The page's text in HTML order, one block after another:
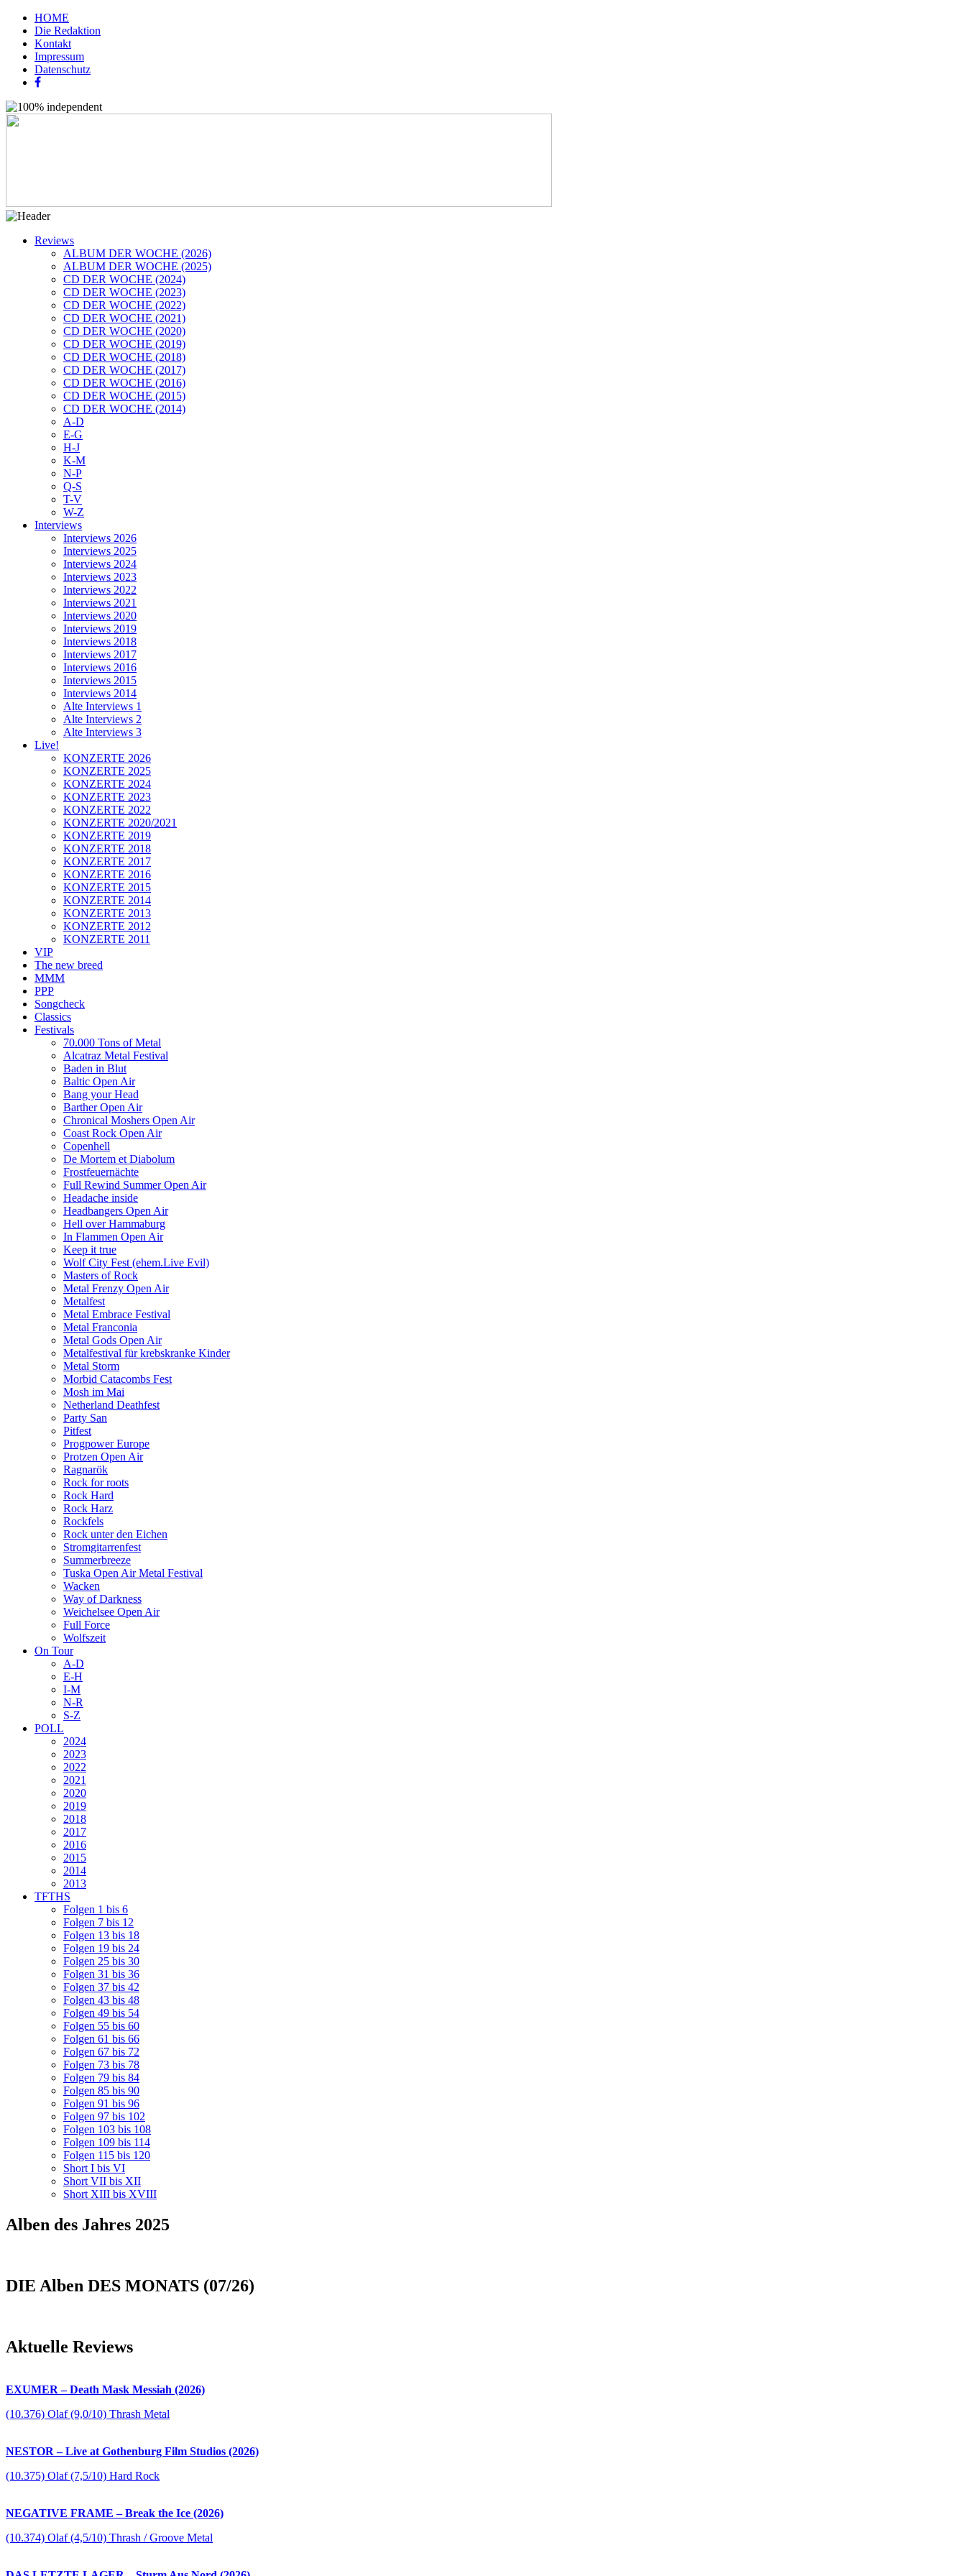
HOME
Die Redaktion
Kontakt
Impressum
Datenschutz
Reviews
ALBUM DER WOCHE (2026)
ALBUM DER WOCHE (2025)
CD DER WOCHE (2024)
CD DER WOCHE (2023)
CD DER WOCHE (2022)
CD DER WOCHE (2021)
CD DER WOCHE (2020)
CD DER WOCHE (2019)
CD DER WOCHE (2018)
CD DER WOCHE (2017)
CD DER WOCHE (2016)
CD DER WOCHE (2015)
CD DER WOCHE (2014)
A-D
E-G
H-J
K-M
N-P
Q-S
T-V
W-Z
Interviews
Interviews 2026
Interviews 2025
Interviews 2024
Interviews 2023
Interviews 2022
Interviews 2021
Interviews 2020
Interviews 2019
Interviews 2018
Interviews 2017
Interviews 2016
Interviews 2015
Interviews 2014
Alte Interviews 1
Alte Interviews 2
Alte Interviews 3
Live!
KONZERTE 2026
KONZERTE 2025
KONZERTE 2024
KONZERTE 2023
KONZERTE 2022
KONZERTE 2020/2021
KONZERTE 2019
KONZERTE 2018
KONZERTE 2017
KONZERTE 2016
KONZERTE 2015
KONZERTE 2014
KONZERTE 2013
KONZERTE 2012
KONZERTE 2011
VIP
The new breed
MMM
PPP
Songcheck
Classics
Festivals
70.000 Tons of Metal
Alcatraz Metal Festival
Baden in Blut
Baltic Open Air
Bang your Head
Barther Open Air
Chronical Moshers Open Air
Coast Rock Open Air
Copenhell
De Mortem et Diabolum
Frostfeuernächte
Full Rewind Summer Open Air
Headache inside
Headbangers Open Air
Hell over Hammaburg
In Flammen Open Air
Keep it true
Wolf City Fest (ehem.Live Evil)
Masters of Rock
Metal Frenzy Open Air
Metalfest
Metal Embrace Festival
Metal Franconia
Metal Gods Open Air
Metalfestival für krebskranke Kinder
Metal Storm
Morbid Catacombs Fest
Mosh im Mai
Netherland Deathfest
Party San
Pitfest
Progpower Europe
Protzen Open Air
Ragnarök
Rock for roots
Rock Hard
Rock Harz
Rockfels
Rock unter den Eichen
Stromgitarrenfest
Summerbreeze
Tuska Open Air Metal Festival
Wacken
Way of Darkness
Weichelsee Open Air
Full Force
Wolfszeit
On Tour
A-D
E-H
I-M
N-R
S-Z
POLL
2024
2023
2022
2021
2020
2019
2018
2017
2016
2015
2014
2013
TFTHS
Folgen 1 bis 6
Folgen 7 bis 12
Folgen 13 bis 18
Folgen 19 bis 24
Folgen 25 bis 30
Folgen 31 bis 36
Folgen 37 bis 42
Folgen 43 bis 48
Folgen 49 bis 54
Folgen 55 bis 60
Folgen 61 bis 66
Folgen 67 bis 72
Folgen 73 bis 78
Folgen 79 bis 84
Folgen 85 bis 90
Folgen 91 bis 96
Folgen 97 bis 102
Folgen 103 bis 108
Folgen 109 bis 114
Folgen 115 bis 120
Short I bis VI
Short VII bis XII
Short XIII bis XVIII
Alben des Jahres 2025
DIE Alben DES MONATS (07/26)
Aktuelle Reviews
EXUMER – Death Mask Messiah (2026)
(10.376) Olaf (9,0/10) Thrash Metal
NESTOR – Live at Gothenburg Film Studios (2026)
(10.375) Olaf (7,5/10) Hard Rock
NEGATIVE FRAME – Break the Ice (2026)
(10.374) Olaf (4,5/10) Thrash / Groove Metal